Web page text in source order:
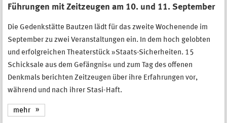
Führungen mit Zeitzeugen am 10. und 11. September
Die Gedenkstätte Bautzen lädt für das zweite Wochenende im
September zu zwei Veranstaltungen ein. In dem hoch gelobten
und erfolgreichen Theaterstück »Staats-Sicherheiten. 15
Schicksale aus dem Gefängnis« und zum Tag des offenen
Denkmals berichten Zeitzeugen über ihre Erfahrungen vor,
während und nach ihrer Stasi-Haft.
mehr